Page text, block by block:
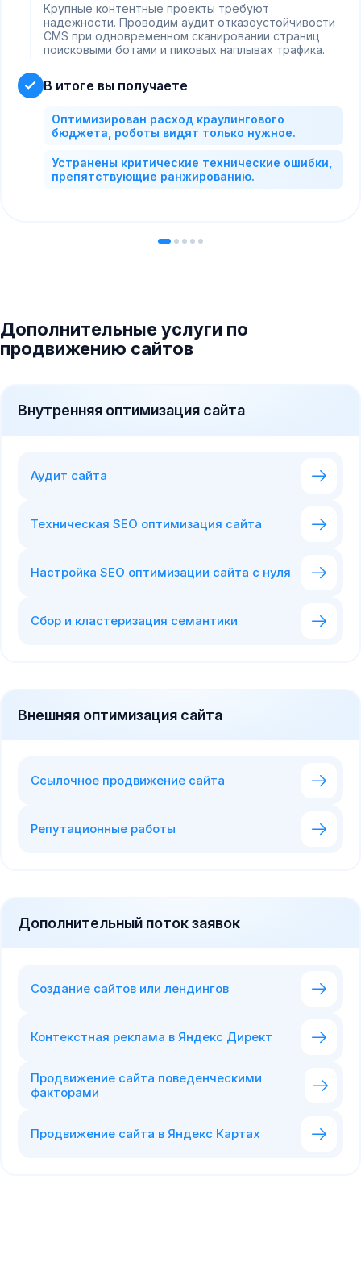
Крупные контентные проекты требуют
надежности. Проводим аудит отказоустойчивости
CMS при одновременном сканировании страниц
поисковыми ботами и пиковых наплывах трафика.
В итоге вы получаете
Оптимизирован расход краулингового
бюджета, роботы видят только нужное.
Устранены критические технические ошибки,
препятствующие ранжированию.
Дополнительные услуги по
продвижению сайтов
Внутренняя оптимизация сайта
Аудит сайта
Техническая SEO оптимизация сайта
Настройка SEO оптимизации сайта с нуля
Сбор и кластеризация семантики
Внешняя оптимизация сайта
Ссылочное продвижение сайта
Репутационные работы
Дополнительный поток заявок
Создание сайтов или лендингов
Контекстная реклама в Яндекс Директ
Продвижение сайта поведенческими
факторами
Продвижение сайта в Яндекс Картах